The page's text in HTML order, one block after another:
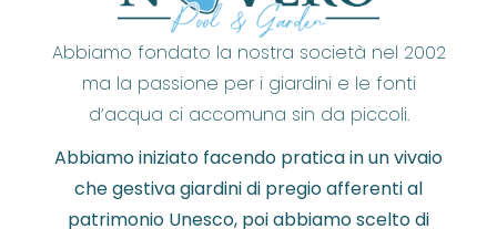
Abbiamo fondato la nostra società nel 2002
ma la passione per i giardini e le fonti
d’acqua ci accomuna sin da piccoli.
Abbiamo iniziato facendo pratica in un vivaio
che gestiva giardini di pregio afferenti al
patrimonio Unesco, poi abbiamo scelto di